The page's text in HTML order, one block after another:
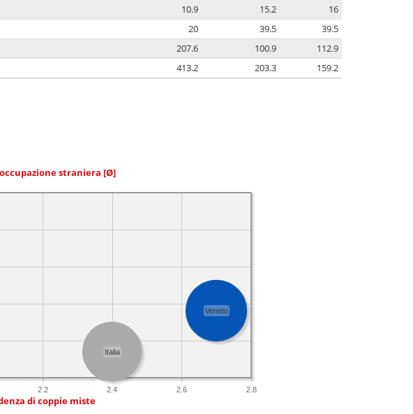
10.9 15.2
16
20 39.5
39.5
207.6 100.9
112.9
413.2 203.3 159.2
straniera [Ø]
2.2 2.4 2.6 2.8
Veneto
Italia
di coppie miste